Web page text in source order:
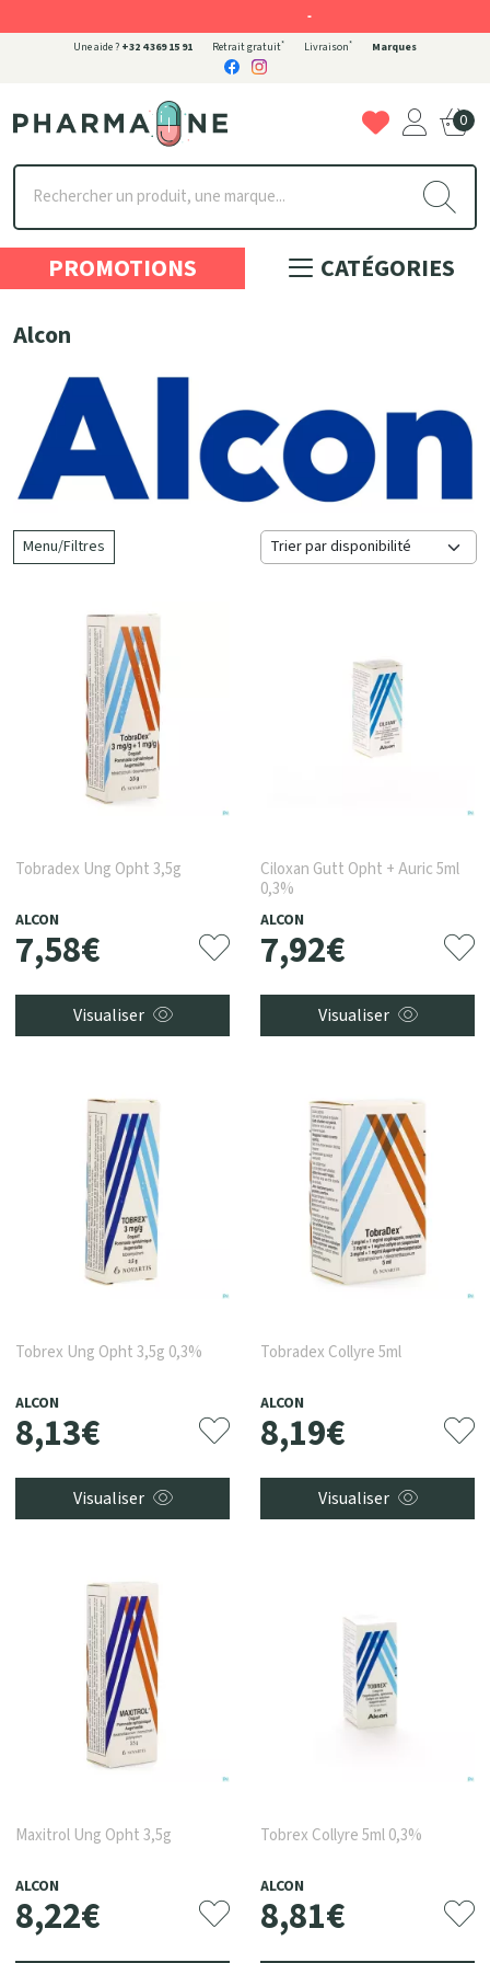
Une aide ? +32 4 369 15 91 Retrait gratuit* Livraison* Marques
Pharmaone Votre pharmacie en ligne à votre service
0
PROMOTIONS
CATÉGORIES
Alcon
Menu/Filtres
Tobradex Ung Opht 3,5g
ALCON
7,58€
Visualiser
Ciloxan Gutt Opht + Auric 5ml
0,3%
ALCON
7,92€
Visualiser
Tobrex Ung Opht 3,5g 0,3%
ALCON
8,13€
Visualiser
Tobradex Collyre 5ml
ALCON
8,19€
Visualiser
Maxitrol Ung Opht 3,5g
ALCON
8,22€
Tobrex Collyre 5ml 0,3%
ALCON
8,81€